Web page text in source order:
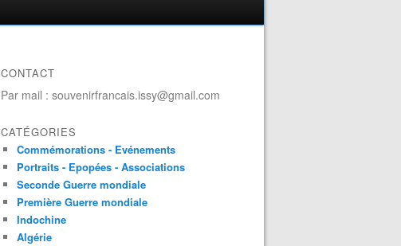
CONTACT
Par mail : souvenirfrancais.issy@gmail.com
CATÉGORIES
Commémorations - Evénements
Portraits - Epopées - Associations
Seconde Guerre mondiale
Première Guerre mondiale
Indochine
Algérie